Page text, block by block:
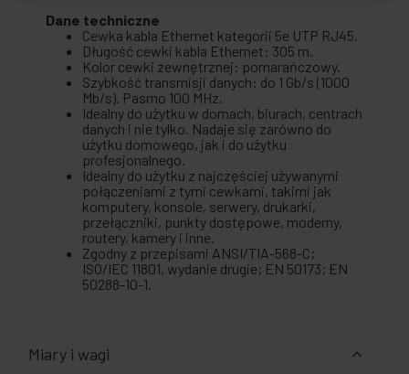
Dane techniczne
Cewka kabla Ethernet kategorii 5e UTP RJ45.
Długość cewki kabla Ethernet: 305 m.
Kolor cewki zewnętrznej: pomarańczowy.
Szybkość transmisji danych: do 1 Gb/s (1000
Mb/s). Pasmo 100 MHz.
Idealny do użytku w domach, biurach, centrach
danych i nie tylko. Nadaje się zarówno do
użytku domowego, jak i do użytku
profesjonalnego.
Idealny do użytku z najczęściej używanymi
połączeniami z tymi cewkami, takimi jak
komputery, konsole, serwery, drukarki,
przełączniki, punkty dostępowe, modemy,
routery, kamery i inne.
Zgodny z przepisami ANSI/TIA-568-C;
ISO/IEC 11801, wydanie drugie; EN 50173; EN
50288-10-1.
Miary i wagi